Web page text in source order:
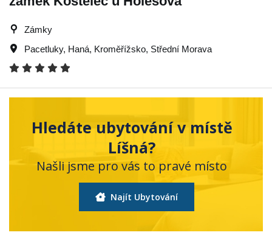
Zámky
Pacetluky, Haná, Kroměřížsko, Střední Morava
Hledáte ubytování v místě
Líšná?
Našli jsme pro vás to pravé místo
Najít Ubytování